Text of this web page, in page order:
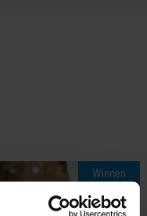
Winnen